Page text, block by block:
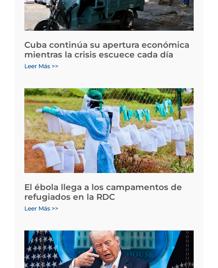
Cuba continúa su apertura económica
mientras la crisis escuece cada día
Leer Más >>
El ébola llega a los campamentos de
refugiados en la RDC
Leer Más >>